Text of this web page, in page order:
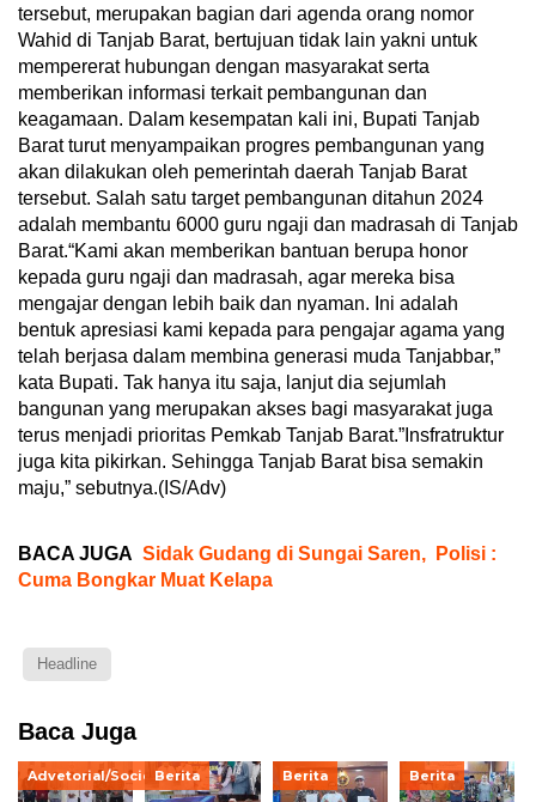
tersebut, merupakan bagian dari agenda orang nomor
Wahid di Tanjab Barat, bertujuan tidak lain yakni untuk
mempererat hubungan dengan masyarakat serta
memberikan informasi terkait pembangunan dan
keagamaan. Dalam kesempatan kali ini, Bupati Tanjab
Barat turut menyampaikan progres pembangunan yang
akan dilakukan oleh pemerintah daerah Tanjab Barat
tersebut. Salah satu target pembangunan ditahun 2024
adalah membantu 6000 guru ngaji dan madrasah di Tanjab
Barat.“Kami akan memberikan bantuan berupa honor
kepada guru ngaji dan madrasah, agar mereka bisa
mengajar dengan lebih baik dan nyaman. Ini adalah
bentuk apresiasi kami kepada para pengajar agama yang
telah berjasa dalam membina generasi muda Tanjabbar,”
kata Bupati. Tak hanya itu saja, lanjut dia sejumlah
bangunan yang merupakan akses bagi masyarakat juga
terus menjadi prioritas Pemkab Tanjab Barat.”Insfratruktur
juga kita pikirkan. Sehingga Tanjab Barat bisa semakin
maju,” sebutnya.(IS/Adv)
BACA JUGA Sidak Gudang di Sungai Saren, Polisi :
Cuma Bongkar Muat Kelapa
Headline
Baca Juga
Advetorial/SocietyBerita Berita Berita